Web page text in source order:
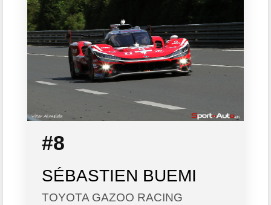
#8
SÉBASTIEN BUEMI
TOYOTA GAZOO RACING